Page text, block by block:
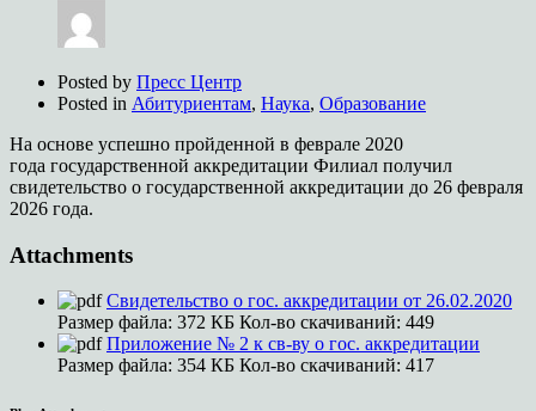
Posted by Пресс Центр
Posted in Абитуриентам, Наука, Образование
На основе успешно пройденной в феврале 2020
года государственной аккредитации Филиал получил
свидетельство о государственной аккредитации до 26 февраля
2026 года.
Attachments
Свидетельство о гос. аккредитации от 26.02.2020
Размер файла: 372 КБ Кол-во скачиваний: 449
Приложение № 2 к св-ву о гос. аккредитации
Размер файла: 354 КБ Кол-во скачиваний: 417